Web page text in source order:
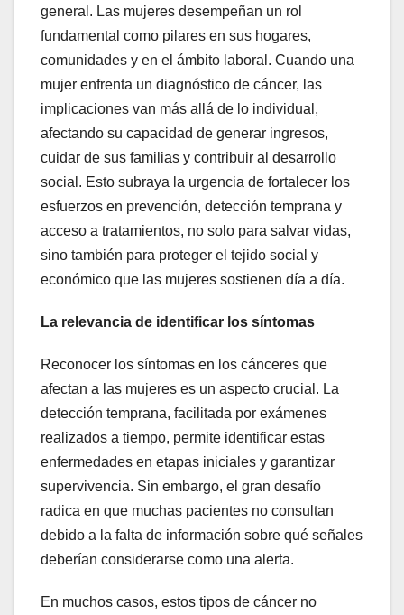
general. Las mujeres desempeñan un rol
fundamental como pilares en sus hogares,
comunidades y en el ámbito laboral. Cuando una
mujer enfrenta un diagnóstico de cáncer, las
implicaciones van más allá de lo individual,
afectando su capacidad de generar ingresos,
cuidar de sus familias y contribuir al desarrollo
social. Esto subraya la urgencia de fortalecer los
esfuerzos en prevención, detección temprana y
acceso a tratamientos, no solo para salvar vidas,
sino también para proteger el tejido social y
económico que las mujeres sostienen día a día.
La relevancia de identificar los síntomas
Reconocer los síntomas en los cánceres que
afectan a las mujeres es un aspecto crucial. La
detección temprana, facilitada por exámenes
realizados a tiempo, permite identificar estas
enfermedades en etapas iniciales y garantizar
supervivencia. Sin embargo, el gran desafío
radica en que muchas pacientes no consultan
debido a la falta de información sobre qué señales
deberían considerarse como una alerta.
En muchos casos, estos tipos de cáncer no